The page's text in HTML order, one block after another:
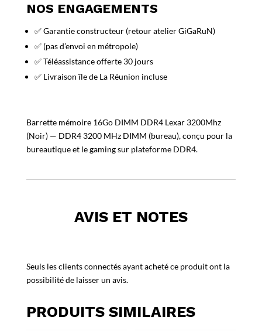
NOS ENGAGEMENTS
✅ Garantie constructeur (retour atelier GiGaRuN)
✅ (pas d’envoi en métropole)
✅ Téléassistance offerte 30 jours
✅ Livraison île de La Réunion incluse
Barrette mémoire 16Go DIMM DDR4 Lexar 3200Mhz
(Noir) — DDR4 3200 MHz DIMM (bureau), conçu pour la
bureautique et le gaming sur plateforme DDR4.
AVIS ET NOTES
Seuls les clients connectés ayant acheté ce produit ont la
possibilité de laisser un avis.
PRODUITS SIMILAIRES